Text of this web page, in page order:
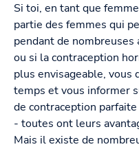
Si toi, en tant que
partie des femmes qui
pendant de nombreuses
ou si la contraception
plus envisageable, vous
temps et vous informer
de contraception
- toutes ont leurs
Mais il existe de